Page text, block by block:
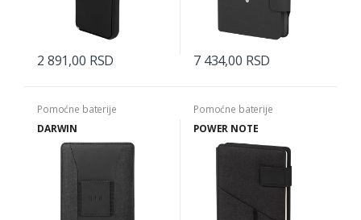
2 891,00 RSD 7 434,00 RSD
Pomoćne baterije
DARWIN
Pomoćne baterije
POWER NOTE